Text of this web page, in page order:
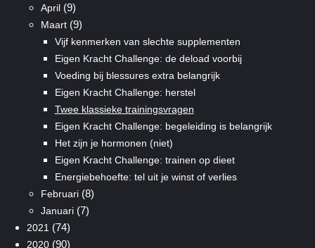
April(9)
Maart(9)
Vijf kenmerken van slechte supplementen
Eigen Kracht Challenge: de deload voorbij
Voeding bij blessures extra belangrijk
Eigen Kracht Challenge: herstel
Twee klassieke trainingsvragen
Eigen Kracht Challenge: begeleiding is belangrijk
Het zijn je hormonen (niet)
Eigen Kracht Challenge: trainen op dieet
Energiebehoefte: tel uit je winst of verlies
Februari(8)
Januari(7)
2021 (74)
2020(90)